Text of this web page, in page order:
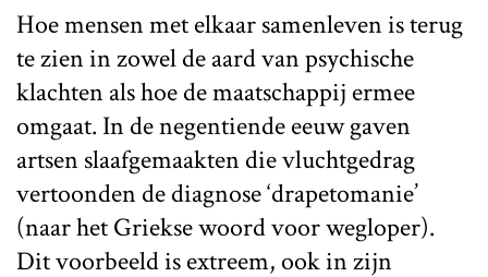
Hoe mensen met elkaar samenleven is terug
te zien in zowel de aard van psychische
klachten als hoe de maatschappij ermee
omgaat. In de negentiende eeuw gaven
artsen slaafgemaakten die vluchtgedrag
vertoonden de diagnose ‘drapetomanie’
(naar het Griekse woord voor wegloper).
Dit voorbeeld is extreem, ook in zijn